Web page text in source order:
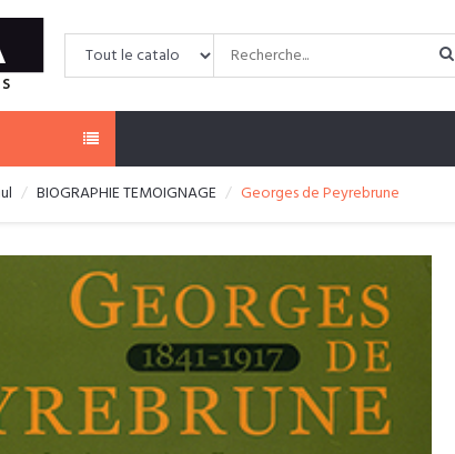
BIOGRAPHIE TEMOIGNAGE Georges de Peyrebrune